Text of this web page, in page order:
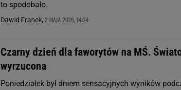
to spodobało.
Dawid Franek, 2 MAJA 2026, 14:24
Czarny dzień dla faworytów na MŚ.
wyrzucona
Poniedziałek był dniem sensacyjnych wyników